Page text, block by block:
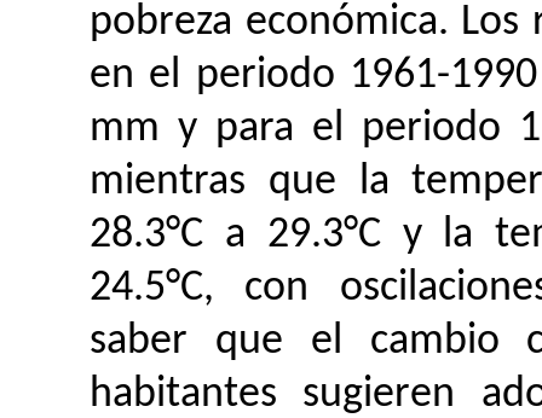
pobreza económica.
en el periodo 1961-
mm y para el periodo
mientras que la
28.3°C a 29.3°C y la
24.5°C, con
saber que el cambio
habitantes sugieren